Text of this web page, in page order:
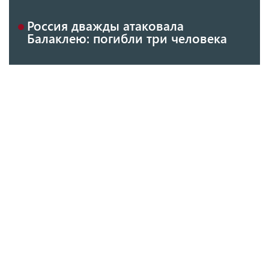
Россия дважды атаковала
Балаклею: погибли три человека